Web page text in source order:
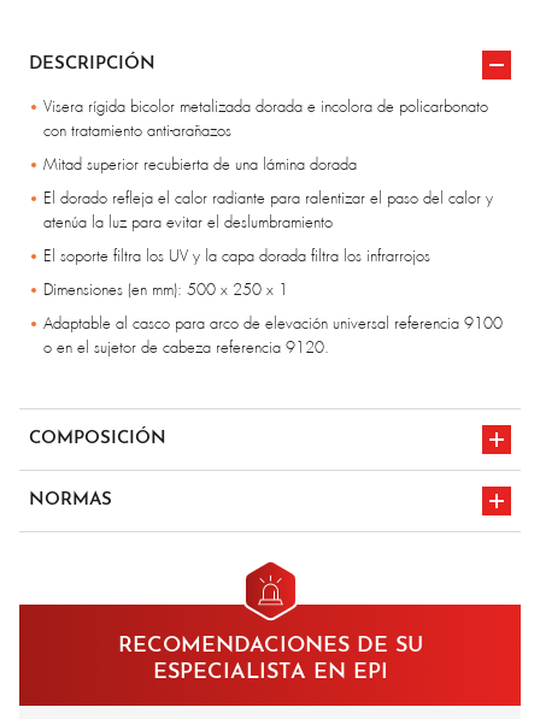
DESCRIPCIÓN
Visera rígida bicolor metalizada dorada e incolora de policarbonato
con tratamiento anti-arañazos
Mitad superior recubierta de una lámina dorada
El dorado refleja el calor radiante para ralentizar el paso del calor y
atenúa la luz para evitar el deslumbramiento
El soporte filtra los UV y la capa dorada filtra los infrarrojos
Dimensiones (en mm): 500 x 250 x 1
Adaptable al casco para arco de elevación universal referencia 9100
o en el sujetor de cabeza referencia 9120.
COMPOSICIÓN
NORMAS
RECOMENDACIONES DE SU
ESPECIALISTA EN EPI